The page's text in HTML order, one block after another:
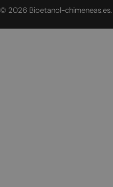
© 2026 Bioetanol-chimeneas.es.